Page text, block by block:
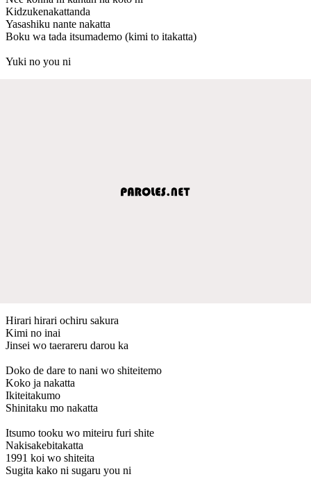
Kidzukenakattanda
Yasashiku nante nakatta
Boku wa tada itsumademo (kimi to itakatta)
Yuki no you ni
Hirari hirari ochiru sakura
Kimi no inai
Jinsei wo taerareru darou ka
Doko de dare to nani wo shiteitemo
Koko ja nakatta
Ikiteitakumo
Shinitaku mo nakatta
Itsumo tooku wo miteiru furi shite
Nakisakebitakatta
1991 koi wo shiteita
Sugita kako ni sugaru you ni